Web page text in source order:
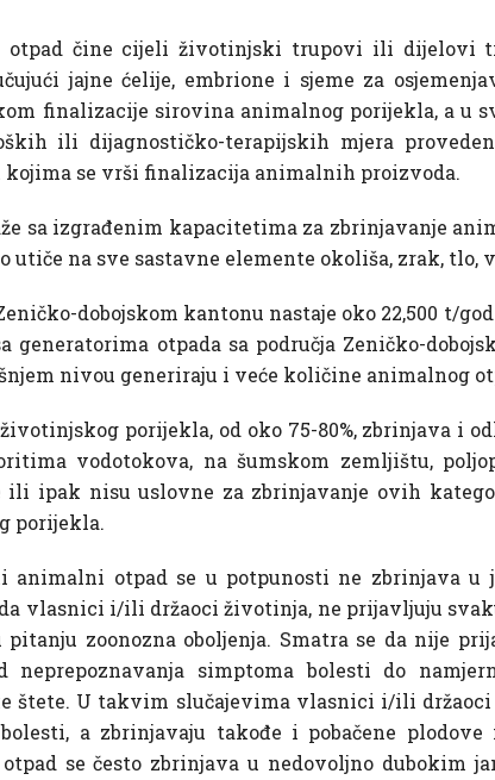
otpad čine cijeli životinjski trupovi ili dijelovi
jajne ćelije, embrione i sjeme za
finalizacije sirovina animalnog porijekla, a u
ili dijagnostičko-terapijskih mjera
kojima se vrši finalizacija animalnih proizvoda.
sa izgrađenim kapacitetima za zbrinjavanje
utiče na sve sastavne elemente okoliša, zrak,
dobojskom kantonu nastaje oko 22,500 t/
generatorima otpada sa područja Zeničko-
nivou generiraju i veće količine animalnog
porijekla, od oko 75-80%, zbrinjava i
vodotokova, na šumskom zemljištu,
ili ipak nisu uslovne za zbrinjavanje ovih
porijekla.
otpad se u potpunosti ne zbrinjava u
vlasnici i/ili držaoci životinja, ne prijavljuju
pitanju zoonozna oboljenja. Smatra se da nije
neprepoznavanja simptoma bolesti do
štete. U takvim slučajevima vlasnici i/ili
a zbrinjavaju takođe i pobačene
se često zbrinjava u nedovoljno dubokim